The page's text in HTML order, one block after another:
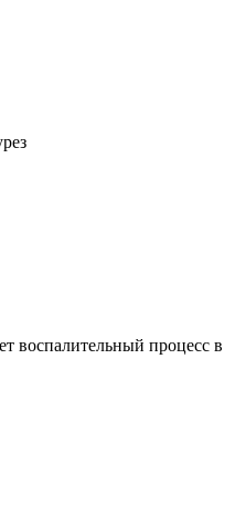
воспалительный процесс в